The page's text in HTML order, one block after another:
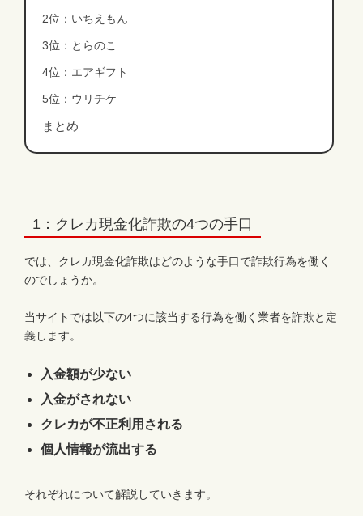
2位：いちえもん
3位：とらのこ
4位：エアギフト
5位：ウリチケ
まとめ
1：クレカ現金化詐欺の4つの手口
では、クレカ現金化詐欺はどのような手口で詐欺行為を働く
のでしょうか。
当サイトでは以下の4つに該当する行為を働く業者を詐欺と定
義します。
入金額が少ない
入金がされない
クレカが不正利用される
個人情報が流出する
それぞれについて解説していきます。